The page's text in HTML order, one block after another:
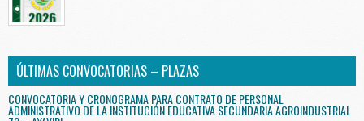
ÚLTIMAS CONVOCATORIAS – PLAZAS
CONVOCATORIA Y CRONOGRAMA PARA CONTRATO DE PERSONAL
ADMINISTRATIVO DE LA INSTITUCIÓN EDUCATIVA SECUNDARIA AGROINDUSTRIAL